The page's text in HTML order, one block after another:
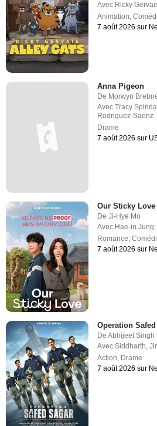
Avec Ricky
Animation,
7 août 2026 sur
Anna Pigeon
De Morwyn
AvecTracy
Rodriguez-Saenz
Drame
7 août 2026 sur
Our Sticky Love
DeJi-Hye Mo
Avec Hae-in Jung
Romance ,
7 août 2026 sur
Operation
DeAbhijeet Singh
AvecSiddharth,
Action, Drame
7 août 2026 sur